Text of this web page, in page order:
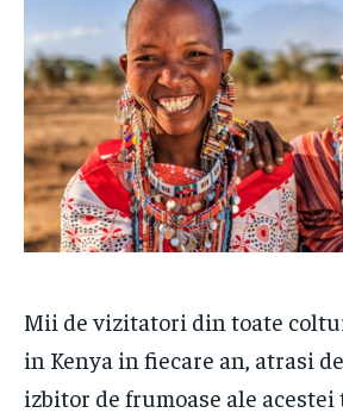
Mii de vizitatori din toate
in Kenya in fiecare an, atrasi
izbitor de frumoase ale acestei